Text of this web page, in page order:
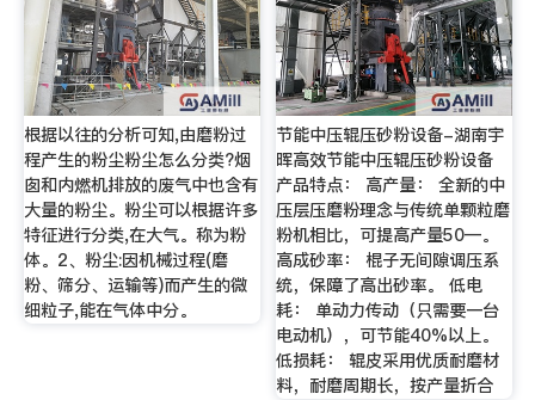
根据以往的分析可知,由磨粉过
程产生的粉尘粉尘怎么分类?烟
囱和内燃机排放的废气中也含有
大量的粉尘。粉尘可以根据许多
特征进行分类,在大气。称为粉
体。2、粉尘:因机械过程(磨
粉、筛分、运输等)而产生的微
细粒子,能在气体中分。
节能中压辊压砂粉设备-湖南宇
晖高效节能中压辊压砂粉设备
产品特点： 高产量： 全新的中
压层压磨粉理念与传统单颗粒磨
粉机相比，可提高产量50—。
高成砂率： 棍子无间隙调压系
统，保障了高出砂率。 低电
耗： 单动力传动（只需要一台
电动机），可节能40%以上。
低损耗： 辊皮采用优质耐磨材
料，耐磨周期长，按产量折合